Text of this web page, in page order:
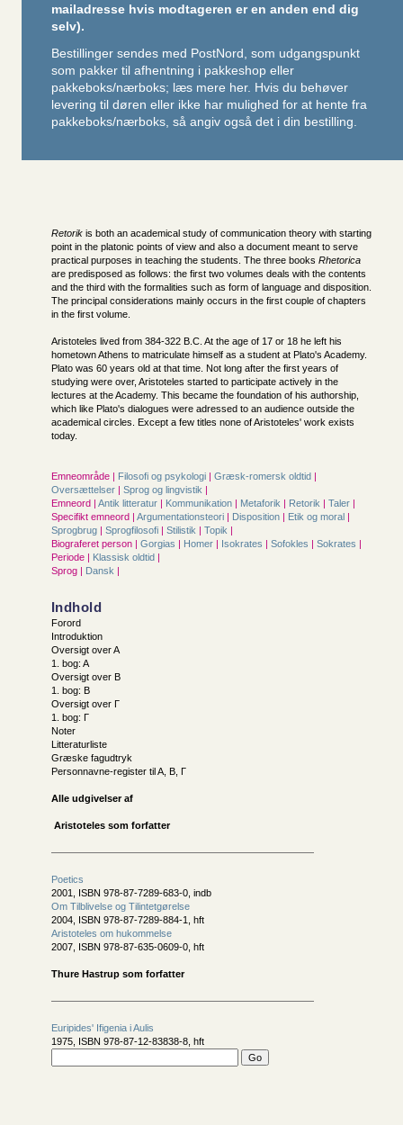
mailadresse hvis modtageren er en anden end dig
selv).
Bestillinger sendes med PostNord, som udgangspunkt
som pakker til afhentning i pakkeshop eller
pakkeboks/nærboks; læs mere her. Hvis du behøver
levering til døren eller ikke har mulighed for at hente fra
pakkeboks/nærboks, så angiv også det i din bestilling.
Retorik is both an academical study of communication theory with starting
point in the platonic points of view and also a document meant to serve
practical purposes in teaching the students. The three books Rhetorica
are predisposed as follows: the first two volumes deals with the contents
and the third with the formalities such as form of language and disposition.
The principal considerations mainly occurs in the first couple of chapters
in the first volume.
Aristoteles lived from 384-322 B.C. At the age of 17 or 18 he left his
hometown Athens to matriculate himself as a student at Plato's Academy.
Plato was 60 years old at that time. Not long after the first years of
studying were over, Aristoteles started to participate actively in the
lectures at the Academy. This became the foundation of his authorship,
which like Plato's dialogues were adressed to an audience outside the
academical circles. Except a few titles none of Aristoteles' work exists
today.
Emneområde | Filosofi og psykologi | Græsk-romersk oldtid |
Oversættelser | Sprog og lingvistik |
Emneord | Antik litteratur | Kommunikation | Metaforik | Retorik | Taler |
Specifikt emneord | Argumentationsteori | Disposition | Etik og moral |
Sprogbrug | Sprogfilosofi | Stilistik | Topik |
Biograferet person | Gorgias | Homer | Isokrates | Sofokles | Sokrates |
Periode | Klassisk oldtid |
Sprog | Dansk |
Indhold
Forord
Introduktion
Oversigt over A
1. bog: A
Oversigt over B
1. bog: B
Oversigt over Γ
1. bog: Γ
Noter
Litteraturliste
Græske fagudtryk
Personnavne-register til A, B, Γ
Alle udgivelser af
Aristoteles som forfatter
Poetics
2001, ISBN 978-87-7289-683-0, indb
Om Tilblivelse og Tilintetgørelse
2004, ISBN 978-87-7289-884-1, hft
Aristoteles om hukommelse
2007, ISBN 978-87-635-0609-0, hft
Thure Hastrup som forfatter
Euripides' Ifigenia i Aulis
1975, ISBN 978-87-12-83838-8, hft